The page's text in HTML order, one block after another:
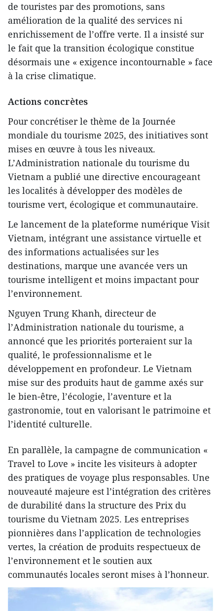
de touristes par des promotions, sans
amélioration de la qualité des services ni
enrichissement de l’offre verte. Il a insisté sur
le fait que la transition écologique constitue
désormais une « exigence incontournable » face
à la crise climatique.
Actions concrètes
Pour concrétiser le thème de la Journée
mondiale du tourisme 2025, des initiatives sont
mises en œuvre à tous les niveaux.
L’Administration nationale du tourisme du
Vietnam a publié une directive encourageant
les localités à développer des modèles de
tourisme vert, écologique et communautaire.
Le lancement de la plateforme numérique Visit
Vietnam, intégrant une assistance virtuelle et
des informations actualisées sur les
destinations, marque une avancée vers un
tourisme intelligent et moins impactant pour
l’environnement.
Nguyen Trung Khanh, directeur de
l’Administration nationale du tourisme, a
annoncé que les priorités porteraient sur la
qualité, le professionnalisme et le
développement en profondeur. Le Vietnam
mise sur des produits haut de gamme axés sur
le bien-être, l’écologie, l’aventure et la
gastronomie, tout en valorisant le patrimoine et
l’identité culturelle.
En parallèle, la campagne de communication «
Travel to Love » incite les visiteurs à adopter
des pratiques de voyage plus responsables. Une
nouveauté majeure est l’intégration des critères
de durabilité dans la structure des Prix du
tourisme du Vietnam 2025. Les entreprises
pionnières dans l’application de technologies
vertes, la création de produits respectueux de
l’environnement et le soutien aux
communautés locales seront mises à l’honneur.